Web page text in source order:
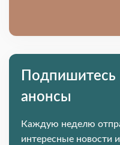
Подпишитесь
анонсы
Каждую неделю
интересные новости